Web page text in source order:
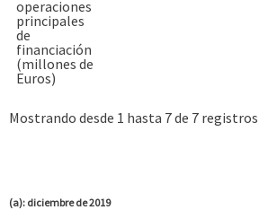
operaciones
principales
de
financiación
(millones de
Euros)
Mostrando desde 1 hasta 7 de 7 registros
(a): diciembre de 2019